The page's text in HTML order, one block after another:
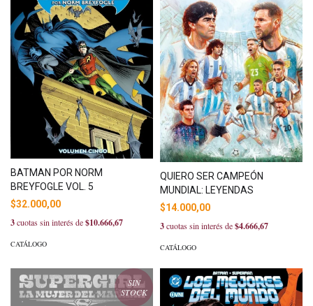
BATMAN POR NORM
BREYFOGLE VOL. 5
$32.000,00
3cuotas sin interés de$10.666,67
CATÁLOGO
QUIERO SER CAMPEÓN
MUNDIAL: LEYENDAS
$14.000,00
3cuotas sin interés de$4.666,67
CATÁLOGO
SIN
STOCK